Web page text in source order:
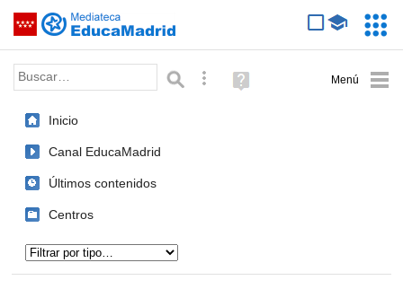
Saltar navegación
Palabra o frase: Búsqueda avanzada
Ayuda
(en
Inicio
Canal EducaMadrid
Últimos contenidos
Centros